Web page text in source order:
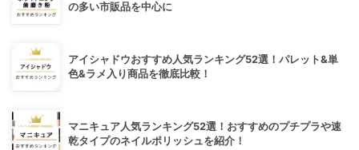
の多い市販品を中心に
アイシャドウおすすめ人気ランキング52選！パレット&単
色&ラメ入り商品を徹底比較！
マニキュア人気ランキング52選！おすすめのプチプラや速
乾タイプのネイルポリッシュを紹介！